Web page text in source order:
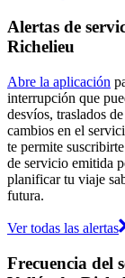
Alertas de
Richelieu
Abre la aplicación
interrupción que
desvíos, traslados
cambios en el
te permite
de servicio emitida
planificar tu viaje
futura.
Ver todas las alertas
Frecuencia del